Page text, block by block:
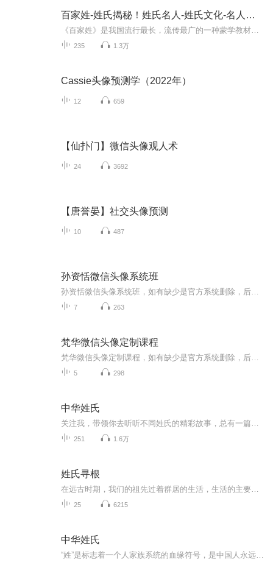
百家姓-姓氏揭秘！姓氏名人-姓氏文化-名人事迹
235 1.3万
Cassie头像预测学（2022年）
12 659
【仙扑门】微信头像观人术
24 3692
【唐誉晏】社交头像预测
10 487
孙资恬微信头像系统班
7 263
梵华微信头像定制课程
5 298
中华姓氏
251 1.6万
姓氏寻根
25 6215
中华姓氏